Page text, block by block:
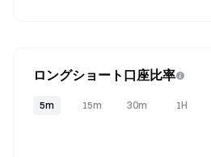
ロングショート口座比率
5m 15m 30m 1H